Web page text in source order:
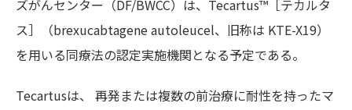
ズがんセンター（DF/BWCC）は、Tecartus™ ［テカルタ
ス］（brexucabtagene autoleucel、旧称は KTE-X19）
を用いる同療法の認定実施機関となる予定である。
Tecartusは、 再発または複数の前治療に耐性を持ったマ